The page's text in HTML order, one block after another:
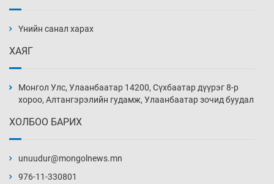
3 цаг 58 мин
4 цаг 28 мин
хэмжээг шинэчлэн тогтоох нь
Үнийн санал харах
ХАЯГ
Монгол Улс, Улаанбаатар 14200, Сүхбаатар дүүрэг 8-р
хороо, Алтангэрэлийн гудамж, Улаанбаатар зочид буудал
ХОЛБОО БАРИХ
unuudur@mongolnews.mn
976-11-330801